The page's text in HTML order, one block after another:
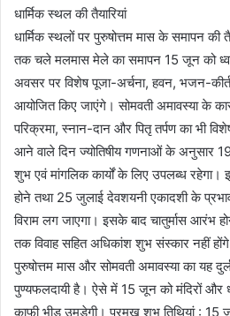
धार्मिक स्थल की तैयारियां
धार्मिक स्थलों पर पुरुषोत्तम मास के समापन की
तक चले मलमास मेले का समापन 15 जून को
अवसर पर विशेष पूजा-अर्चना, हवन, भजन-
आयोजित किए जाएंगे। सोमवती अमावस्या के
परिक्रमा, स्नान-दान और पितृ तर्पण का भी
आने वाले दिन ज्योतिषीय गणनाओं के अनुसार
शुभ एवं मांगलिक कार्यों के लिए उपलब्ध
होने तथा 25 जुलाई देवशयनी एकादशी के
विराम लग जाएगा। इसके बाद चातुर्मास आरंभ
तक विवाह सहित अधिकांश शुभ संस्कार नहीं होंगे।
पुरुषोत्तम मास और सोमवती अमावस्या का यह
पुण्यफलदायी है। ऐसे में 15 जून को मंदिरों और
काफी भीड़ उमड़ेगी। प्रमुख शुभ तिथियां : 15